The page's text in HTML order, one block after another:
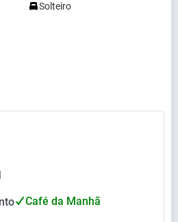
Solteiro
Café da Manhã